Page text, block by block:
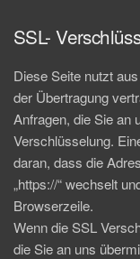
SSL-
Diese Seite nutzt
der Übertragung
Anfragen, die Sie an
Verschlüsselung.
daran, dass die
„https://“ wechselt
Browserzeile.
Wenn die SSL
die Sie an uns